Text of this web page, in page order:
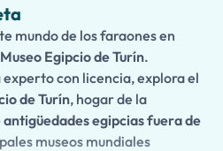
mundo de los faraones en
Egipcio de Turín.
con licencia, explora el
de Turín, hogar de la
egipcias fuera de
museos mundiales